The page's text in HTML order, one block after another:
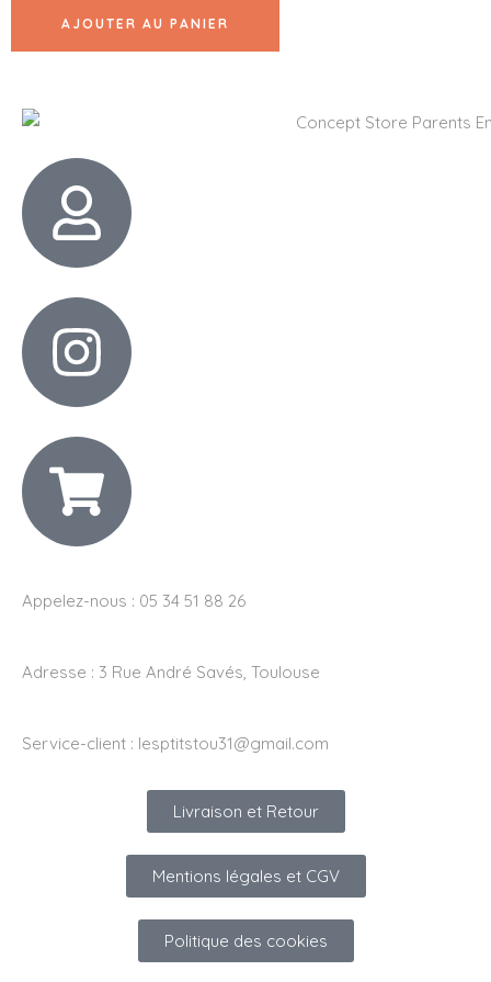
AJOUTER AU PANIER
Appelez-nous : 05 34 51 88 26
Adresse : 3 Rue André Savés, Toulouse
Service-client : lesptitstou31@gmail.com
Livraison et Retour
Mentions légales et CGV
Politique des cookies